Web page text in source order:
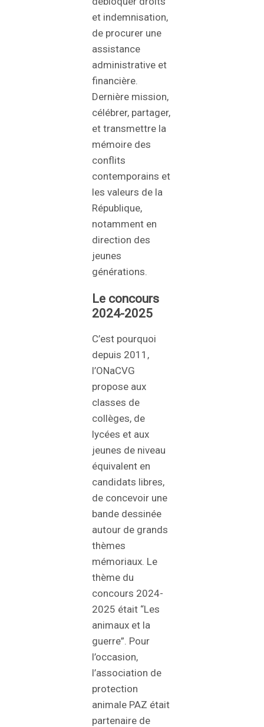
et indemnisation,
de procurer une
assistance
administrative et
financière.
Dernière mission,
célébrer, partager,
et transmettre la
mémoire des
conflits
contemporains et
les valeurs de la
République,
notamment en
direction des
jeunes
générations.
Le concours
2024-2025
C’est pourquoi
depuis 2011,
l’ONaCVG
propose aux
classes de
collèges, de
lycées et aux
jeunes de niveau
équivalent en
candidats libres,
de concevoir une
bande dessinée
autour de grands
thèmes
mémoriaux. Le
thème du
concours 2024-
2025 était “Les
animaux et la
guerre”. Pour
l’occasion,
l’association de
protection
animale PAZ était
partenaire de